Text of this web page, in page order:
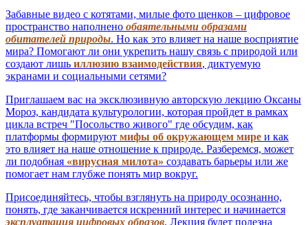
Забавные видео с котятами, милые фото щенков – цифровое
пространство наполнено обаятельными образами
обитателей природы. Но как это влияет на наше восприятие
мира? Помогают ли они укрепить нашу связь с природой или
создают лишь иллюзию взаимодействия, диктуемую
экранами и социальными сетями?
Приглашаем вас на эксклюзивную авторскую лекцию Оксаны
Мороз, кандидата культурологии, которая пройдет в рамках
цикла встреч "Посольство живого" где обсудим, как
платформы формируют мифы об окружающем мире и как
это влияет на наше отношение к природе. Разберемся, может
ли подобная «вирусная милота» создавать барьеры или же
помогает нам глубже понять мир вокруг.
Присоединяйтесь, чтобы взглянуть на природу осознанно,
понять, где заканчивается искренний интерес и начинается
эксплуатация цифровых образов. Лекция будет полезна